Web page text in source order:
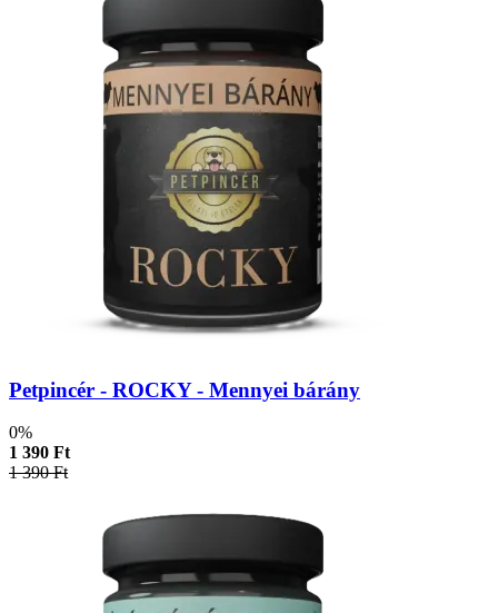
Petpincér - ROCKY - Mennyei bárány
0%
1 390 Ft
1 390 Ft